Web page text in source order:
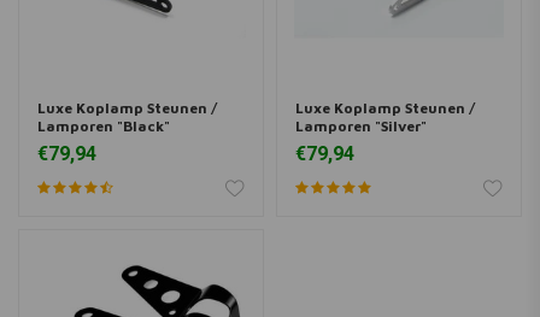
Luxe Koplamp Steunen /
Lamporen "Black"
€79,94
Luxe Koplamp Steunen /
Lamporen "Silver"
€79,94